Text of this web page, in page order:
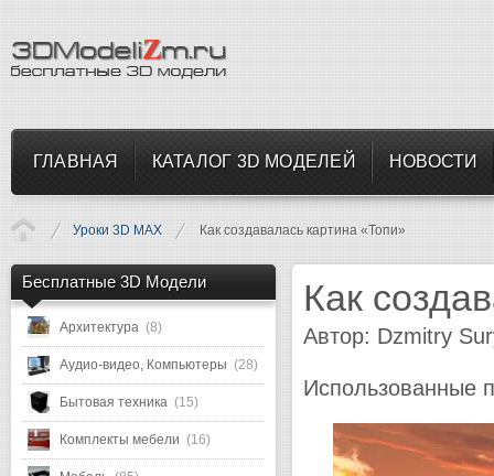
ГЛАВНАЯ КАТАЛОГ 3D МОДЕЛЕЙ НОВОСТИ
Уроки 3D MAX Как создавалась картина «Топи»
Бесплатные 3D Модели
Архитектура (8)
Аудио-видео, Компьютеры (28)
Бытовая техника (15)
Комплекты мебели (16)
Как
Автор: Dzmitry
Использованные